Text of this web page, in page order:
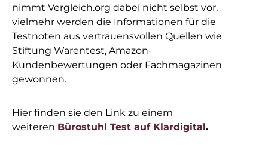
nimmt Vergleich.org dabei nicht selbst vor,
vielmehr werden die Informationen für die
Testnoten aus vertrauensvollen Quellen wie
Stiftung Warentest, Amazon-
Kundenbewertungen oder Fachmagazinen
gewonnen.
Hier finden sie den Link zu einem
weiteren Bürostuhl Test auf Klardigital.